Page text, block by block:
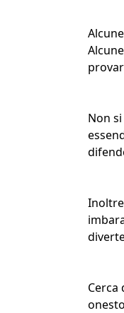
Non
Cerca